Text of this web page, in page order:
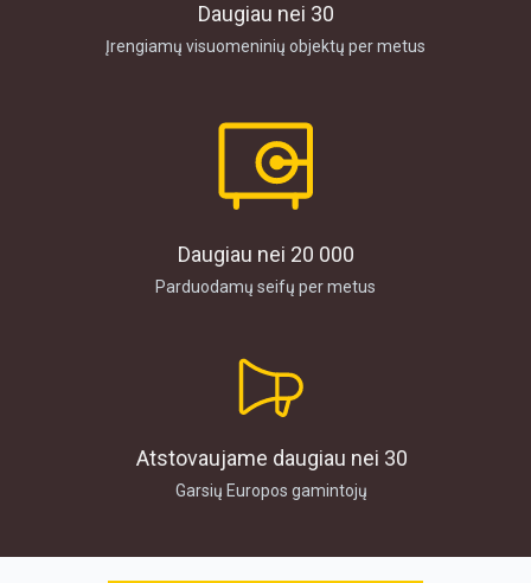
Daugiau nei 30
Įrengiamų visuomeninių objektų per metus
Daugiau nei 20 000
Parduodamų seifų per metus
Atstovaujame daugiau nei 30
Garsių Europos gamintojų